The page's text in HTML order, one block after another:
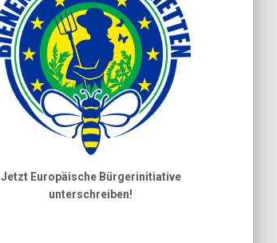
Jetzt Europäische Bürgerinitiative
unterschreiben!